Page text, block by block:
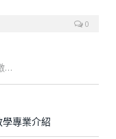
0
…
專業介紹